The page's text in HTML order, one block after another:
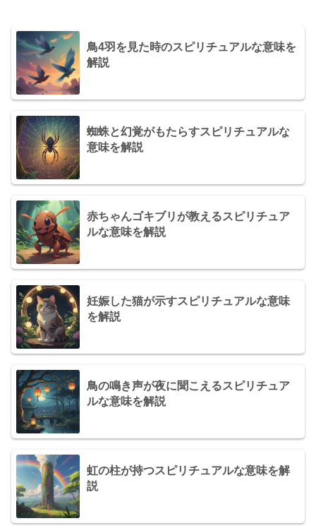
鳥4羽を見た時のスピリチュアルな意味を
解説
蜘蛛と幻覚がもたらすスピリチュアルな
意味を解説
赤ちゃんゴキブリが教えるスピリチュア
ルな意味を解説
妊娠した猫が示すスピリチュアルな意味
を解説
鳥の鳴き声が夜に聞こえるスピリチュア
ルな意味を解説
虹の柱が持つスピリチュアルな意味を解
説